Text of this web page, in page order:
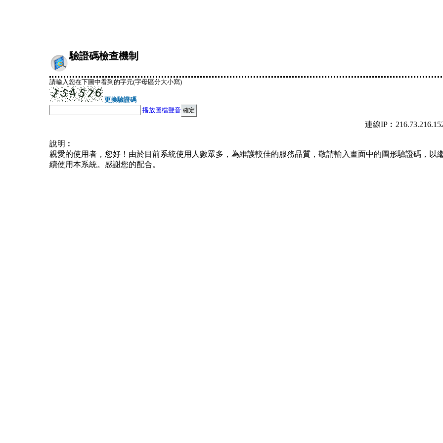
驗證碼檢查機制
請輸入您在下圖中看到的字元(字母區分大小寫)
更換驗證碼
播放圖檔聲音
連線
說明︰
親愛的使用者，您好！由於目前系統使用人數眾多，為維護較佳的服務品質，敬請輸入畫面中的圖形驗證碼，以
續使用本系統。感謝您的配合。